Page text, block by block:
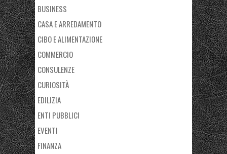
BUSINESS
CASA E ARREDAMENTO
CIBO E ALIMENTAZIONE
COMMERCIO
CONSULENZE
CURIOSITÀ
EDILIZIA
ENTI PUBBLICI
EVENTI
FINANZA